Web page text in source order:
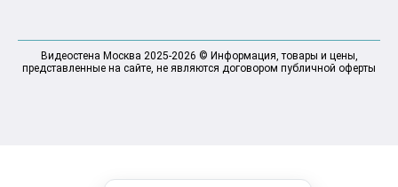
Видеостена Москва 2025-2026 © Информация, товары и цены,
представленные на сайте, не являются договором публичной оферты